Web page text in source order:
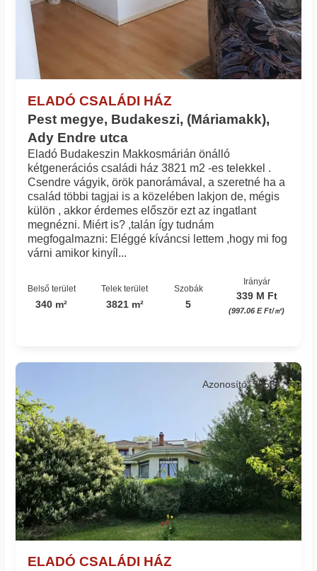
ELADÓ CSALÁDI HÁZ
Pest megye, Budakeszi, (Máriamakk),
Ady Endre utca
Eladó Budakeszin Makkosmárián önálló
kétgenerációs családi ház 3821 m2 -es telekkel .
Csendre vágyik, örök panorámával, a szeretné ha a
család többi tagjai is a közelében lakjon de, mégis
külön , akkor érdemes először ezt az ingatlant
megnézni. Miért is? ,talán így tudnám
megfogalmazni: Eléggé kíváncsi lettem ,hogy mi fog
várni amikor kinyíl...
Belső terület
340 m²
Telek terület
3821 m²
Szobák
5
Irányár
339 M Ft
(997.06 E Ft/㎡)
ELADÓ CSALÁDI HÁZ
Azonosító: 35584_v